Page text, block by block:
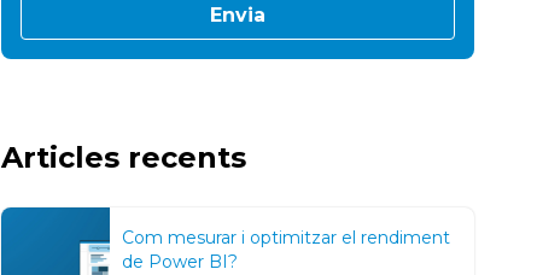
Articles recents
Com mesurar i optimitzar el rendiment
de Power BI?